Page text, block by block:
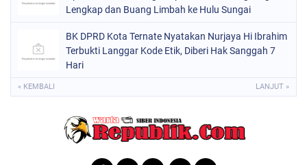
Lengkap dan Buang Limbah ke Hulu Sungai
BK DPRD Kota Ternate Nyatakan Nurjaya Hi Ibrahim
Terbukti Langgar Kode Etik, Diberi Hak Sanggah 7
Hari
« KEMBALI LANJUT »